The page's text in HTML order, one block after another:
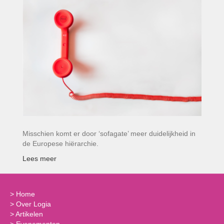
Misschien komt er door ‘sofagate’ meer duidelijkheid in
de Europese hiërarchie.
Lees meer
> Home
> Over Logia
>Artikelen